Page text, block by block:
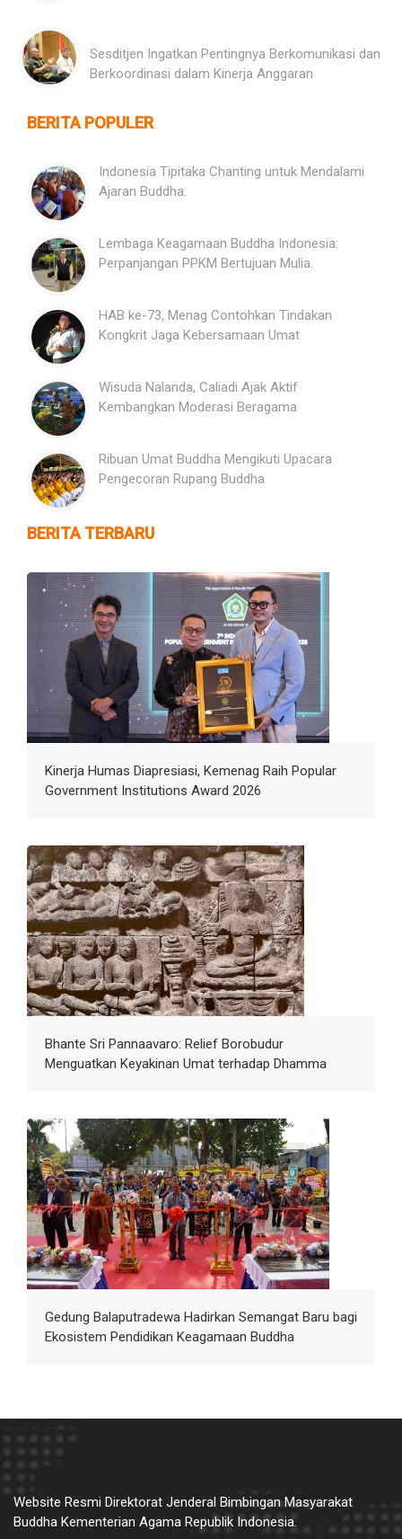
Sesditjen Ingatkan Pentingnya Berkomunikasi dan
Berkoordinasi dalam Kinerja Anggaran
BERITA POPULER
Indonesia Tipitaka Chanting untuk Mendalami
Ajaran Buddha.
Lembaga Keagamaan Buddha Indonesia:
Perpanjangan PPKM Bertujuan Mulia.
HAB ke-73, Menag Contohkan Tindakan
Kongkrit Jaga Kebersamaan Umat
Wisuda Nalanda, Caliadi Ajak Aktif
Kembangkan Moderasi Beragama
Ribuan Umat Buddha Mengikuti Upacara
Pengecoran Rupang Buddha
BERITA TERBARU
Kinerja Humas Diapresiasi, Kemenag Raih Popular
Government Institutions Award 2026
Bhante Sri Pannaavaro: Relief Borobudur
Menguatkan Keyakinan Umat terhadap Dhamma
Gedung Balaputradewa Hadirkan Semangat Baru bagi
Ekosistem Pendidikan Keagamaan Buddha
Website Resmi Direktorat Jenderal Bimbingan Masyarakat
Buddha Kementerian Agama Republik Indonesia.